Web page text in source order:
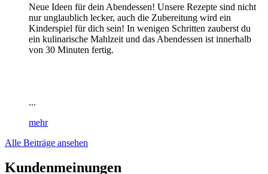
Neue Ideen für dein Abendessen! Unsere Rezepte sind nicht
nur unglaublich lecker, auch die Zubereitung wird ein
Kinderspiel für dich sein! In wenigen Schritten zauberst du
ein kulinarische Mahlzeit und das Abendessen ist innerhalb
von 30 Minuten fertig.
...
mehr
Alle Beiträge ansehen
Kundenmeinungen